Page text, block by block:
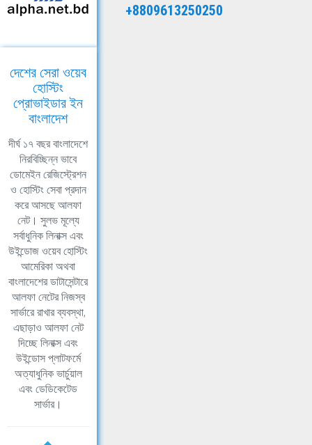
+8809613250250
দেশের সেরা ওয়েব
হোস্টিং
প্রোভাইডার ইন
বাংলাদেশ
দীর্ঘ ১৭ বছর বাংলাদেশে
নিরবিচ্ছিন্ন ভাবে
ডোমেইন রেজিস্ট্রেশন
ও হোস্টিং সেবা প্রদান
করে আসছে আলফা
নেট। সুলভ মূল্যে
সর্বাধুনিক লিনাক্স এবং
উইন্ডোজ ওয়েব হোস্টিং
আমেরিকা অথবা
বাংলাদেশের ডাটাসেন্টারে
আলফা নেটের নিজস্ব
সার্ভারে রাখার ব্যবস্থা,
এছাড়াও আলফা নেট
দিচ্ছে লিনাক্স এবং
উইন্ডোস প্লাটফর্মে
অত্যাধুনিক ভার্চুয়াল
এবং ডেডিকেটেড
সার্ভার।